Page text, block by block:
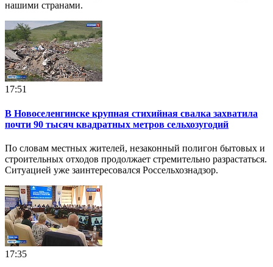
нашими странами.
17:51
В Новоселенгинске крупная стихийная свалка захватила
почти 90 тысяч квадратных метров сельхозугодий
По словам местных жителей, незаконный полигон бытовых и
строительных отходов продолжает стремительно разрастаться.
Ситуацией уже заинтересовался Россельхознадзор.
17:35